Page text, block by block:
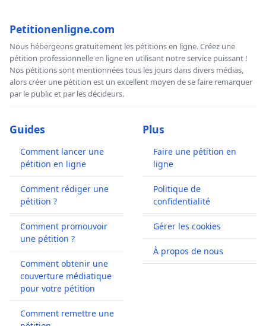
Petitionenligne.com
Nous hébergeons gratuitement les pétitions en ligne. Créez une
pétition professionnelle en ligne en utilisant notre service puissant !
Nos pétitions sont mentionnées tous les jours dans divers médias,
alors créer une pétition est un excellent moyen de se faire remarquer
par le public et par les décideurs.
Guides
Comment lancer une
pétition en ligne
Comment rédiger une
pétition ?
Comment promouvoir
une pétition ?
Comment obtenir une
couverture médiatique
pour votre pétition
Comment remettre une
Plus
Faire une pétition en
ligne
Politique de
confidentialité
Gérer les cookies
À propos de nous